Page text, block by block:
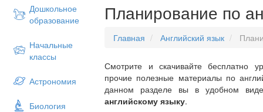
Дошкольное
образование
Начальные
классы
Астрономия
Биология
Планирование по
Главная Английский язык
Смотрите и скачивайте бесплатно
прочие полезные материалы по
данном разделе вы в удобном
английскому языку.